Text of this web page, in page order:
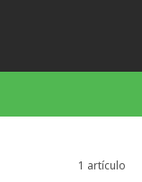
1 artículo